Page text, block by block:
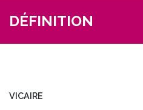
DÉFINITION
VICAIRE